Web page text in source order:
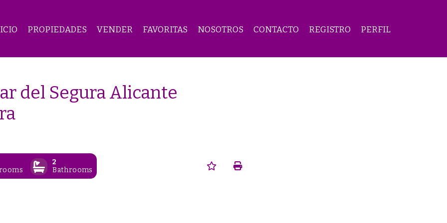
PROPIEDADES VENDER FAVORITAS NOSOTROS CONTACTO REGISTRO PERFIL
del Segura Alicante
2
Bathrooms